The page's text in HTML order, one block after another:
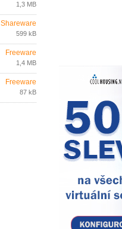
1,3 MB
Shareware
599 kB
Freeware
1,4 MB
Freeware
87 kB